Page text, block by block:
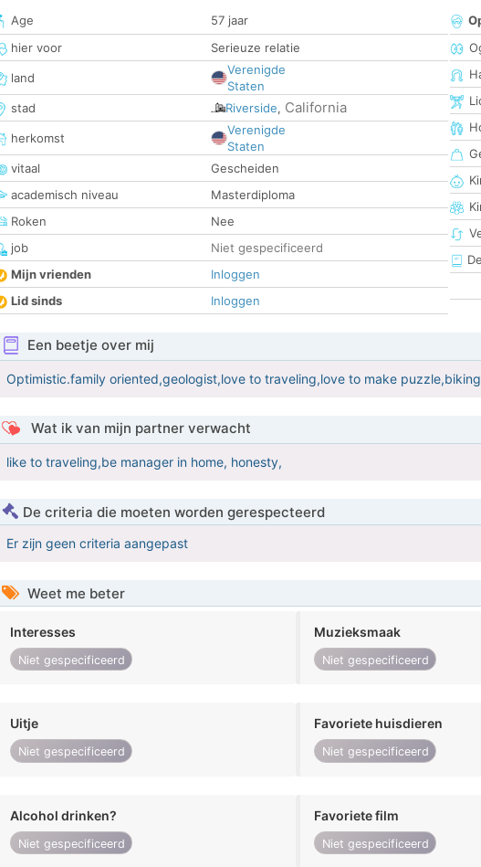
Age
57 jaar
hier voor
Serieuze relatie
land
Verenigde
Staten
stad
Riverside, California
herkomst
Verenigde
Staten
vitaal
Gescheiden
academisch niveau
Masterdiploma
Roken
Nee
job
Niet gespecificeerd
Mijn vrienden
Inloggen
Lid sinds
Inloggen
Een beetje over mij
Optimistic.family oriented,geologist,love to traveling,love to make
Wat ik van mijn partner verwacht
like to traveling,be manager in home, honesty,
De criteria die moeten worden gerespecteerd
Er zijn geen criteria aangepast
Weet me beter
Interesses
Niet gespecificeerd
Muzieksmaak
Niet gespecificeerd
Uitje
Niet gespecificeerd
Favoriete huisdieren
Niet gespecificeerd
Alcohol drinken?
Niet gespecificeerd
Favoriete film
Niet gespecificeerd